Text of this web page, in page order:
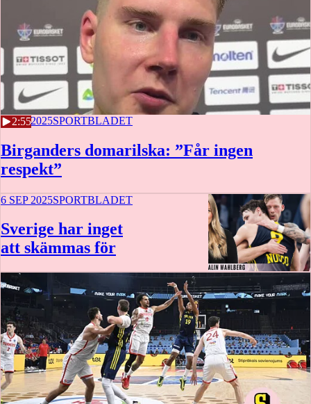
2:55
6 SEP 2025SPORTBLADET
Birganders domarilska: ”Får ingen
respekt”
6 SEP 2025SPORTBLADET
Sverige har inget
att skämmas för